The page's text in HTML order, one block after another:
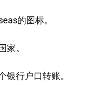
的图标。
家。
银行户口转账。